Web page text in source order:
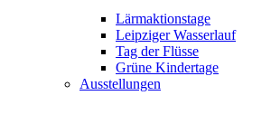
Lärmaktionstage
Leipziger Wasserlauf
Tag der Flüsse
Grüne Kindertage
Ausstellungen